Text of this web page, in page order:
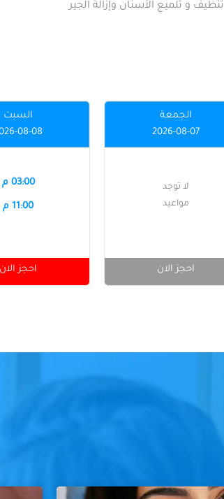
تنظيف و تلميع الأسنان وإزالة الجير
الجمعة
2026-08-07
لا توجد
مواعيد
احجز الان
السبت
08-08
03:00 م
11:00 م
احجز الان